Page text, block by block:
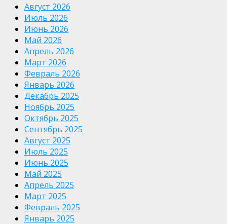
Август 2026
Июль 2026
Июнь 2026
Май 2026
Апрель 2026
Март 2026
Февраль 2026
Январь 2026
Декабрь 2025
Ноябрь 2025
Октябрь 2025
Сентябрь 2025
Август 2025
Июль 2025
Июнь 2025
Май 2025
Апрель 2025
Март 2025
Февраль 2025
Январь 2025